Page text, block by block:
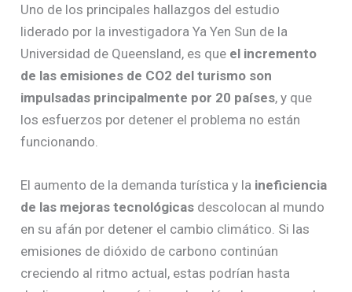
Uno de los principales hallazgos del estudio
liderado por la investigadora Ya Yen Sun de la
Universidad de Queensland, es que el incremento
de las emisiones de CO2 del turismo son
impulsadas principalmente por 20 países, y que
los esfuerzos por detener el problema no están
funcionando.
El aumento de la demanda turística y la ineficiencia
de las mejoras tecnológicas descolocan al mundo
en su afán por detener el cambio climático. Si las
emisiones de dióxido de carbono continúan
creciendo al ritmo actual, estas podrían hasta